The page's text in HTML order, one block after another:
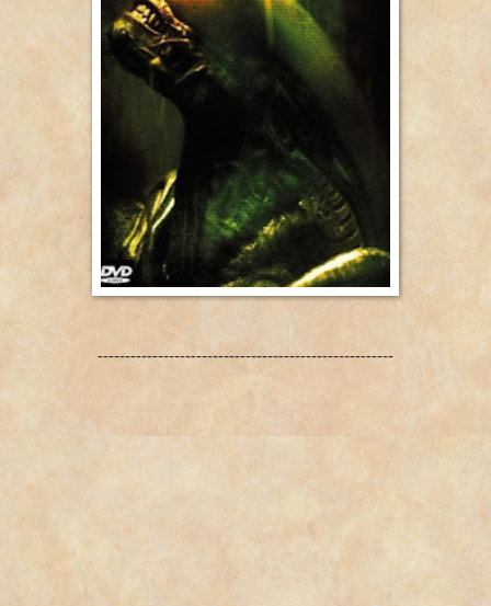
------------------------------------------------------